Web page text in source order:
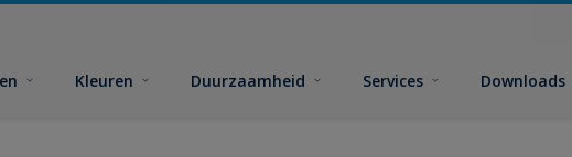
Kleuren Duurzaamheid Services Downloads